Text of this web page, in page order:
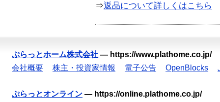
⇒返品について詳しくはこちら
ぷらっとホーム株式会社 — https://www.plathome.co.jp/
会社概要
株主・投資家情報 電子公告 OpenBlocks
ぷらっとオンライン — https://online.plathome.co.jp/